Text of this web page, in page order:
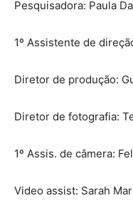
Pesquisadora: Paula
1º Assistente de
Diretor de produção:
Diretor de fotografia:
1º Assis. de câmera:
Video assist: Sarah